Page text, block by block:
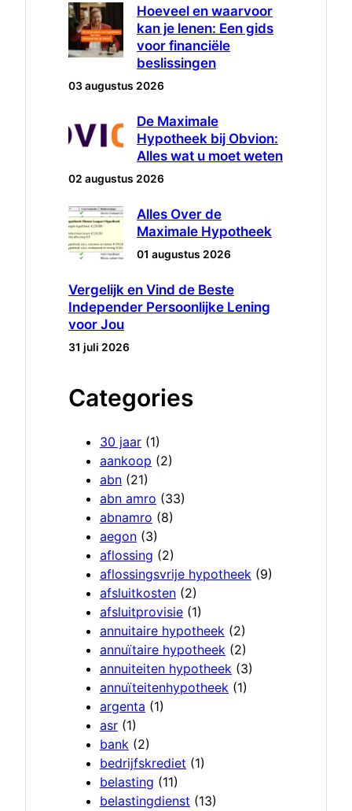
Hoeveel en waarvoor
kan je lenen: Een gids
voor financiële
beslissingen
03 augustus 2026
De Maximale
Hypotheek bij Obvion:
Alles wat u moet weten
02 augustus 2026
Alles Over de
Maximale Hypotheek
01 augustus 2026
Vergelijk en Vind de Beste
Independer Persoonlijke Lening
voor Jou
31 juli 2026
Categories
30 jaar (1)
aankoop (2)
abn (21)
abn amro (33)
abnamro (8)
aegon (3)
aflossing (2)
aflossingsvrije hypotheek (9)
afsluitkosten (2)
afsluitprovisie (1)
annuitaire hypotheek (2)
annuïtaire hypotheek (2)
annuiteiten hypotheek (3)
annuïteitenhypotheek (1)
argenta (1)
asr (1)
bank (2)
bedrijfskrediet (1)
belasting (11)
belastingdienst (13)